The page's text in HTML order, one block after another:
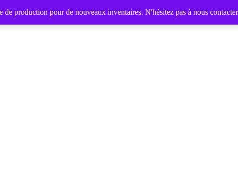
de production pour de nouveaux inventaires. N'hésitez pas à nous